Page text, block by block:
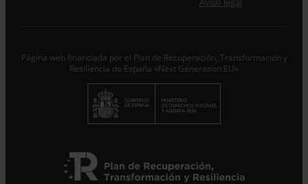
Página web financiada por el Plan de Recuperación, Transformación y
Resiliencia de España «Next Generation EU»